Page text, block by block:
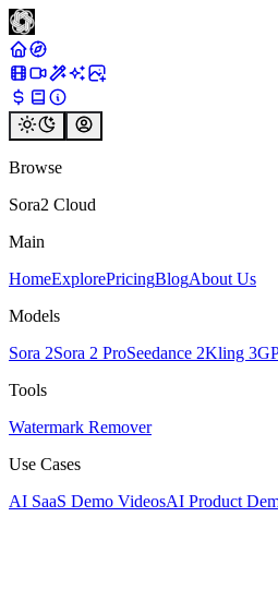
Browse
Sora2 Cloud
Main
HomeExplorePricingBlogAbout Us
Models
Sora 2Sora 2 ProSeedance 2Kling 3
Tools
Watermark Remover
Use Cases
AI SaaS Demo VideosAI Product